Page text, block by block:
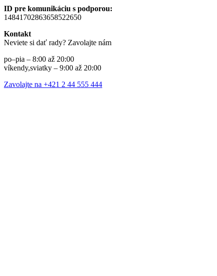
ID pre komunikáciu s podporou:
14841702863658522650
Kontakt
Neviete si dať rady? Zavolajte nám
po–pia – 8:00 až 20:00
víkendy,sviatky – 9:00 až 20:00
Zavolajte na +421 2 44 555 444